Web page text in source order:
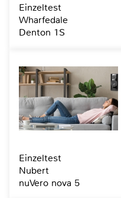
Einzeltest
Wharfedale
Denton 1S
Einzeltest
Nubert
nuVero nova 5